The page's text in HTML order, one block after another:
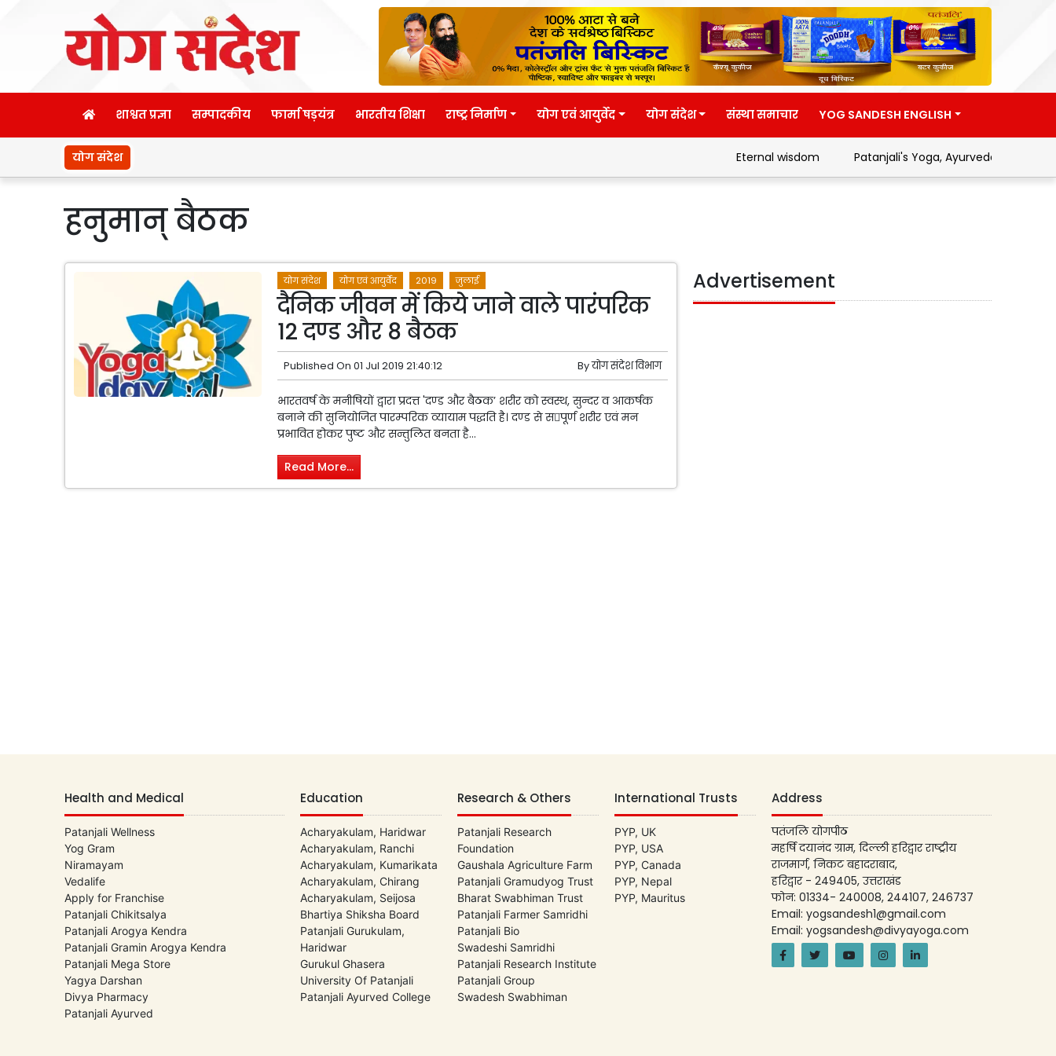
शाश्वत प्रज्ञा सम्पादकीय फार्मा षड़यंत्र भारतीय शिक्षा राष्ट्र निर्माण योग एवं आयुर्वेद योग संदेश संस्था समाचार YOG SANDESH ENGLISH
योग संदेश Eternal wisdom Patanjali's Yoga, Ayurveda and
हनुमान् बैठक
योग संदेश योग एवं आयुर्वेद 2019 जुलाई
दैनिक जीवन में किये जाने वाले पारंपरिक
12 दण्ड और 8 बैठक
Published On 01 Jul 2019 21:40:12 Byयोग संदेश विभाग
भारतवर्ष के मनीषियों द्वारा प्रदत्त 'दण्ड और बैठक’ शरीर को स्वस्थ, सुन्दर व आकर्षक
बनाने की सुनियोजित पारम्परिक व्यायाम पद्धति है। दण्ड से सपूर्ण शरीर एवं मन
प्रभावित होकर पुष्ट और सन्तुलित बनता है...
Read More...
Advertisement
Health and Medical
Patanjali Wellness
Yog Gram
Niramayam
Vedalife
Apply for Franchise
Patanjali Chikitsalya
Patanjali Arogya Kendra
Patanjali Gramin Arogya Kendra
Patanjali Mega Store
Yagya Darshan
Divya Pharmacy
Patanjali Ayurved
Education
Acharyakulam, Haridwar
Acharyakulam, Ranchi
Acharyakulam, Kumarikata
Acharyakulam, Chirang
Acharyakulam, Seijosa
Bhartiya Shiksha Board
Patanjali Gurukulam,
Haridwar
Gurukul Ghasera
University Of Patanjali
Patanjali Ayurved College
Research & Others
Patanjali Research
Foundation
Gaushala Agriculture Farm
Patanjali Gramudyog Trust
Bharat Swabhiman Trust
Patanjali Farmer Samridhi
Patanjali Bio
Swadeshi Samridhi
Patanjali Research Institute
Patanjali Group
Swadesh Swabhiman
International Trusts
PYP, UK
PYP, USA
PYP, Canada
PYP, Nepal
PYP, Mauritus
Address
पतंजलि योगपीठ
महर्षि दयानंद ग्राम, दिल्ली हरिद्वार राष्ट्रीय
राजमार्ग, निकट बहादराबाद,
हरिद्वार - 249405, उत्तराखंड
फोन: 01334- 240008, 244107, 246737
Email: yogsandesh1@gmail.com
Email: yogsandesh@divyayoga.com